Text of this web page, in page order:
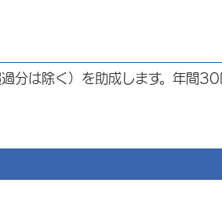
分は除く）を助成します。年間30